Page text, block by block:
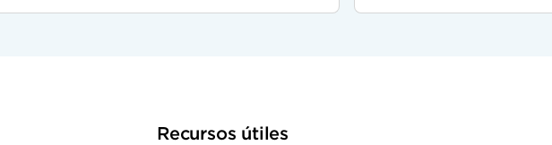
Recursos útiles